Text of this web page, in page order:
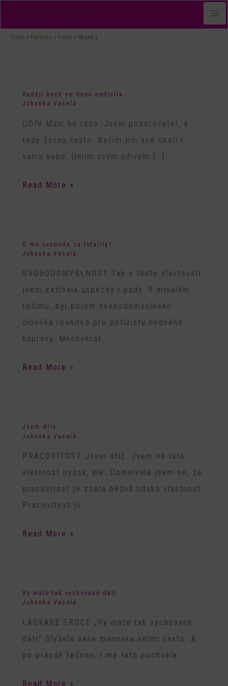
obsah
Domů Pohádky z truhly Strana 2
Raději bych se dnes nedivila
Johanka Veselá
ÚDIV Mám ho ráda. Jsem pozorovatel, a
tedy žasnu často. Bavím jím své okolí i
samu sebe. Umím svým údivem […]
Raději
dnes
Read More »
O mé svobodě za totality?
Johanka Veselá
SVOBODOMYSLNOST Tak s touto vlastností
jsem zažívala úspěchy i pády. V minulém
režimu…byl pojem svobodomyslného
člověka rovnítko pro potížistu hodného
nápravy. Mnohokrát
O
za
Read More »
Jsem dříč
Johanka Veselá
PRACOVITOST Jsem dříč. Jsem na tuto
vlastnost pyšná, ale…Domnívala jsem se, že
pracovitost je zcela běžná lidská vlastnost.
Pracovitost je
Jsem
Read More »
Vy máte tak vychované děti
Johanka Veselá
LASKAVÉ SRDCE „Vy máte tak vychované
děti“ Slyšela naše maminka velmi často. A
po pravdě řečeno, i mě tato pochvala
Vy
vychované
děti
Read More »